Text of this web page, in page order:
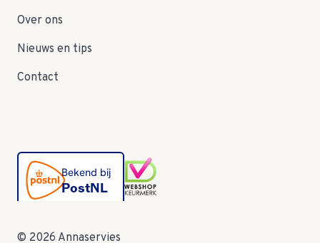
Over ons
Nieuws en tips
Contact
© 2026 Annaservies